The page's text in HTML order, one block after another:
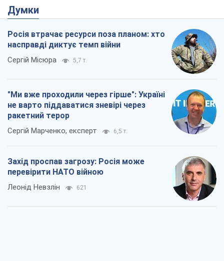
Думки
Росія втрачає ресурси поза планом: хто
насправді диктує темп війни
Сергій Місюра 5,7 т.
"Ми вже проходили через гірше": Україні
не варто піддаватися зневірі через
ракетний терор
Сергій Марченко, експерт 6,5 т.
Захід проспав загрозу: Росія може
перевірити НАТО війною
Леонід Невзлін 621